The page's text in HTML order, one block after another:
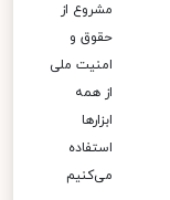
مشروع از
حقوق و
امنیت ملی
از همه
ابزارها
استفاده
می‌کنیم